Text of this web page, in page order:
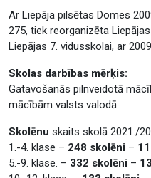
Ar Liepāja pilsētas Domes
275, tiek reorganizēta
Liepājas 7. vidusskolai, ar
Skolas darbības mērķis:
Gatavošanās pilnveidotā
mācībām valsts valodā.
Skolēnu skaits skolā 2021./
1.-4. klase – 248 skolēni –
5.-9. klase. – 332 skolēni –